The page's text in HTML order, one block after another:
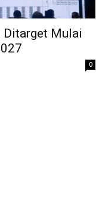
Ditarget Mulai
0